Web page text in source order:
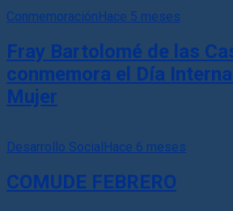
Conmemoración Hace 5 meses
Fray Bartolomé de las
conmemora el Día
Mujer
Desarrollo Social Hace 6 meses
COMUDE FEBRERO